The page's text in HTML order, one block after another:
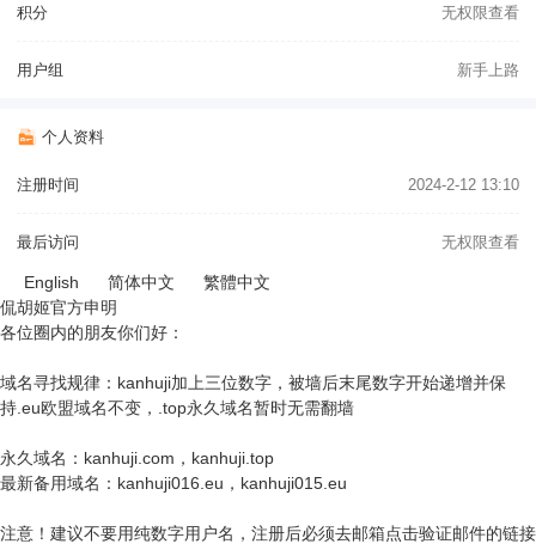
积分 无权限查看
用户组 新手上路
个人资料
注册时间 2024-2-12 13:10
最后访问 无权限查看
English 简体中文
繁體中文
侃胡姬官方申明
各位圈内的朋友你们好：
域名寻找规律：kanhuji加上三位数字，被墙后末尾数字开始递增并保
持.eu欧盟域名不变，.top永久域名暂时无需翻墙
永久域名：kanhuji.com，kanhuji.top
最新备用域名：kanhuji016.eu，kanhuji015.eu
注意！建议不要用纯数字用户名，注册后必须去邮箱点击验证邮件的链接